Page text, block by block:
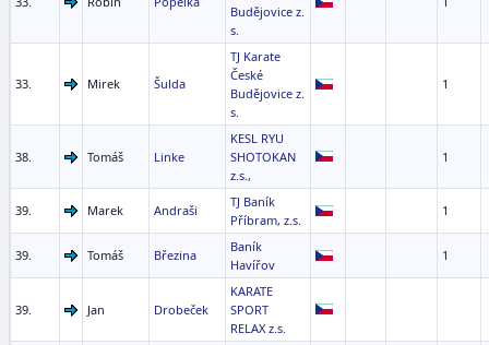
Budějovice z.
s.
33. Mirek Šulda
TJ Karate
České
Budějovice z.
s.
1
38. Tomáš Linke
KESL RYU
SHOTOKAN
z.s.,
1
39. Marek Andraši
TJ Baník
Příbram, z.s.
1
39. Tomáš Březina
Baník
Havířov
1
39. Jan Drobeček
KARATE
SPORT
RELAX z.s.